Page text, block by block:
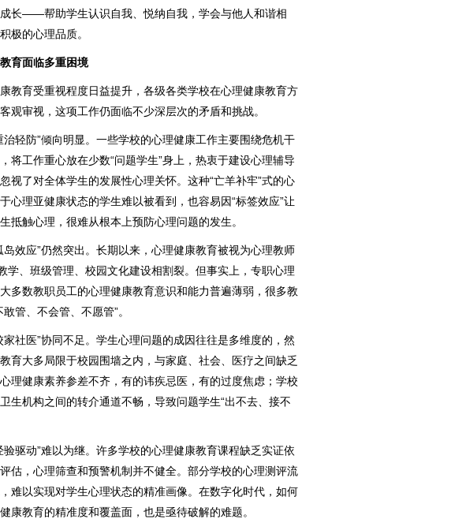
长——帮助学生认识自我、悦纳自我，学会与他人和谐相
极的心理品质。
育面临多重困境
育受重视程度日益提升，各级各类学校在心理健康教育方
观审视，这项工作仍面临不少深层次的矛盾和挑战。
轻防”倾向明显。一些学校的心理健康工作主要围绕危机干
将工作重心放在少数“问题学生”身上，热衷于建设心理辅导
视了对全体学生的发展性心理关怀。这种“亡羊补牢”式的心
心理亚健康状态的学生难以被看到，也容易因“标签效应”让
抵触心理，很难从根本上预防心理问题的发生。
效应”仍然突出。长期以来，心理健康教育被视为心理教师
学、班级管理、校园文化建设相割裂。但事实上，专职心理
多数教职员工的心理健康教育意识和能力普遍薄弱，很多教
管、不会管、不愿管”。
医”协同不足。学生心理问题的成因往往是多维度的，然
育大多局限于校园围墙之内，与家庭、社会、医疗之间缺乏
理健康素养参差不齐，有的讳疾忌医，有的过度焦虑；学校
生机构之间的转介通道不畅，导致问题学生“出不去、接不
动”难以为继。许多学校的心理健康教育课程缺乏实证依
估，心理筛查和预警机制并不健全。部分学校的心理测评流
难以实现对学生心理状态的精准画像。在数字化时代，如何
康教育的精准度和覆盖面，也是亟待破解的难题。